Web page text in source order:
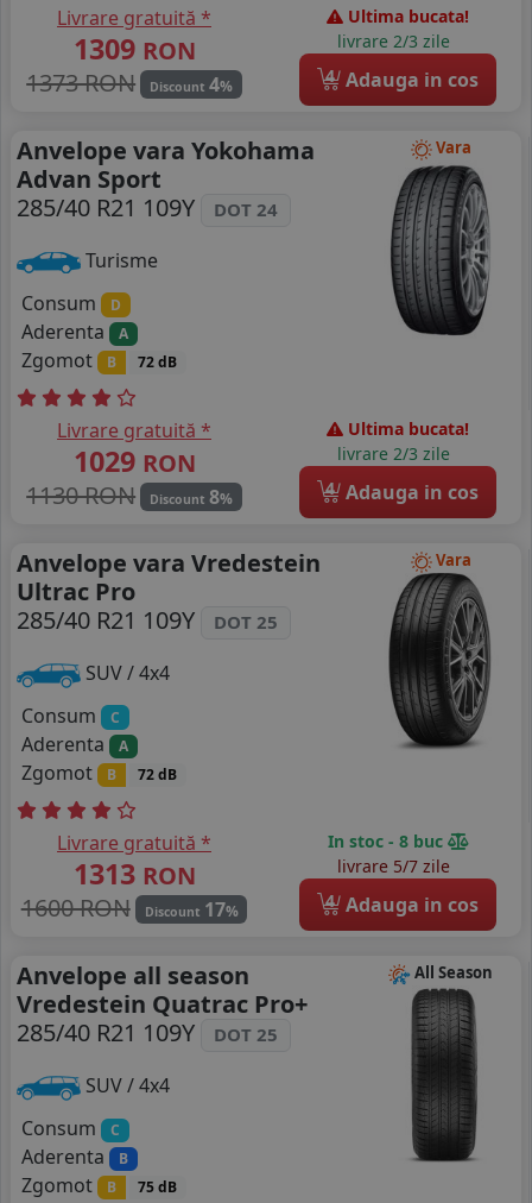
Livrare gratuită *
1309 RON
1373 RON
Discount 4%
Ultima bucata!
livrare 2/3 zile
4 Adauga in cos
Vara
Anvelope vara Yokohama
Advan Sport
285/40 R21 109Y
DOT 24
Turisme
Consum
D
Aderenta A
Zgomot B 72 dB
Livrare gratuită *
1029 RON
1130 RON
Discount 8%
Ultima bucata!
livrare 2/3 zile
4 Adauga in cos
Vara
Anvelope vara Vredestein
Ultrac Pro
285/40 R21 109Y
DOT 25
SUV / 4x4
Consum
C
Aderenta A
Zgomot B 72 dB
Livrare gratuită *
1313 RON
1600 RON
Discount 17%
In stoc - 8 buc
livrare 5/7 zile
4 Adauga in cos
All Season
Anvelope all season
Vredestein Quatrac Pro+
285/40 R21 109Y
DOT 25
SUV / 4x4
Consum
C
Aderenta B
Zgomot B 75 dB